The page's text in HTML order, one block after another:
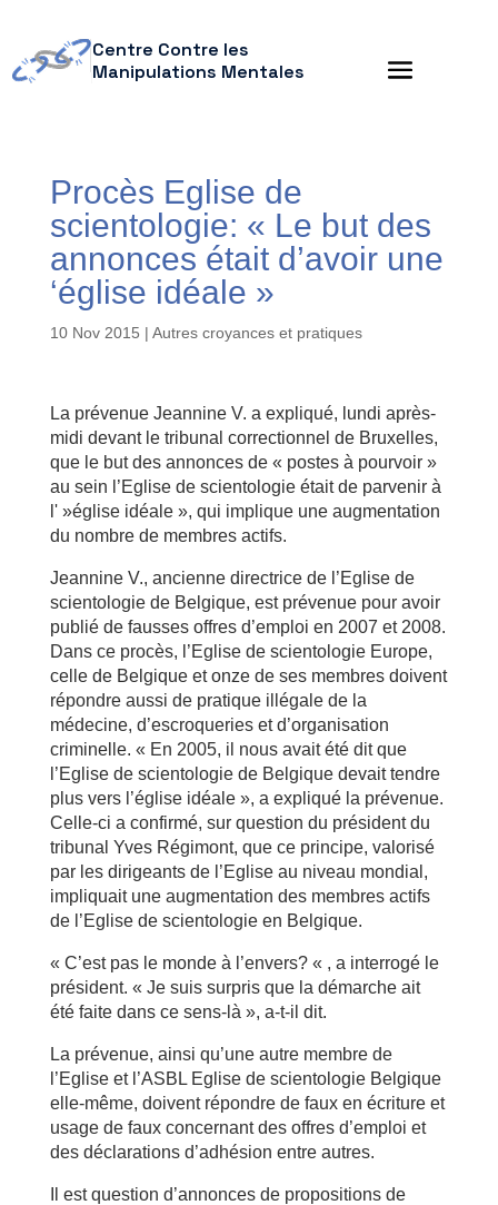
Centre Contre les
Manipulations Mentales
Procès Eglise de
scientologie: « Le but des
annonces était d’avoir une
‘église idéale »
10 Nov 2015 | Autres croyances et pratiques
La prévenue Jeannine V. a expliqué, lundi après-
midi devant le tribunal correctionnel de Bruxelles,
que le but des annonces de « postes à pourvoir »
au sein l’Eglise de scientologie était de parvenir à
l' »église idéale », qui implique une augmentation
du nombre de membres actifs.
Jeannine V., ancienne directrice de l’Eglise de
scientologie de Belgique, est prévenue pour avoir
publié de fausses offres d’emploi en 2007 et 2008.
Dans ce procès, l’Eglise de scientologie Europe,
celle de Belgique et onze de ses membres doivent
répondre aussi de pratique illégale de la
médecine, d’escroqueries et d’organisation
criminelle. « En 2005, il nous avait été dit que
l’Eglise de scientologie de Belgique devait tendre
plus vers l’église idéale », a expliqué la prévenue.
Celle-ci a confirmé, sur question du président du
tribunal Yves Régimont, que ce principe, valorisé
par les dirigeants de l’Eglise au niveau mondial,
impliquait une augmentation des membres actifs
de l’Eglise de scientologie en Belgique.
« C’est pas le monde à l’envers? « , a interrogé le
président. « Je suis surpris que la démarche ait
été faite dans ce sens-là », a-t-il dit.
La prévenue, ainsi qu’une autre membre de
l’Eglise et l’ASBL Eglise de scientologie Belgique
elle-même, doivent répondre de faux en écriture et
usage de faux concernant des offres d’emploi et
des déclarations d’adhésion entre autres.
Il est question d’annonces de propositions de